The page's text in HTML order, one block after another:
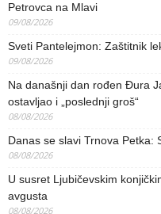
Petrovca na Mlavi
09/08/2026
Sveti Pantelejmon: Zaštitnik
09/08/2026
Na današnji dan rođen Đura
ostavljao i „poslednji groš“
08/08/2026
Danas se slavi Trnova Petka:
08/08/2026
U susret Ljubičevskim
avgusta
08/08/2026